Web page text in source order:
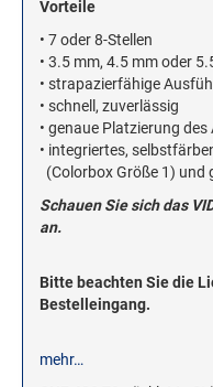
ROLLSTEMPEL
TRODAT VINTAGE
MOTIVSTEMPEL
Weihnachtsstempel
Emoticons Motivstempel
Enten Motivstempel
Geburtstag Motivstempel
Hochzeit Motivstempel
Vorteile
• 7 oder 8-Stellen
• 3.5 mm, 4.5 mm oder
• strapazierfähige
• schnell, zuverlässig
• genaue Platzierung
• integriertes,
(Colorbox Größe 1) und
Schauen Sie sich das
an.
Bitte beachten Sie die
Bestelleingang.
mehr…